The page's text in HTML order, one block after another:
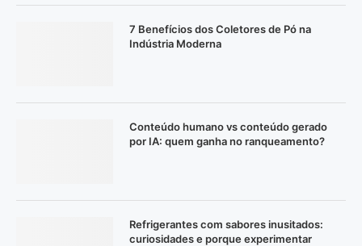
7 Benefícios dos Coletores de Pó na
Indústria Moderna
Conteúdo humano vs conteúdo gerado
por IA: quem ganha no ranqueamento?
Refrigerantes com sabores inusitados:
curiosidades e porque experimentar